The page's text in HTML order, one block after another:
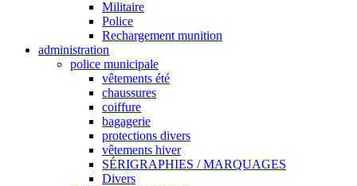
Militaire
Police
Rechargement munition
administration
police municipale
vêtements été
chaussures
coiffure
bagagerie
protections divers
vêtements hiver
SÉRIGRAPHIES / MARQUAGES
Divers